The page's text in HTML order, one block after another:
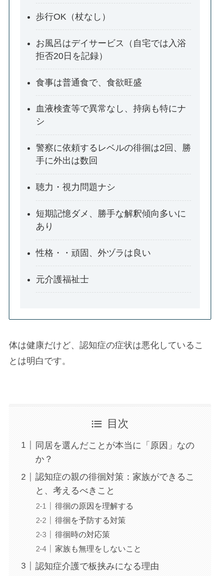
歩行OK（杖なし）
お風呂はデイサービス（自宅では入浴
拒否20日を記録）
食事は普通食で、食欲旺盛
血液検査等で異常なし、持病も特にナ
シ
警察に依頼するレベルの徘徊は2回、勝
手に外出は数回
聴力・視力問題ナシ
短期記憶ダメ、勝手な解釈傾向多いに
あり
性格・・頑固、外ヅラは良い
元介護福祉士
体は健康だけど、認知症の症状は悪化しているこ
とは明白です。
目次
同居を選んだことが本当に「原因」なの
か？
認知症の親の徘徊対策：家族ができるこ
と、考えるべきこと
徘徊の原因を理解する
徘徊を予防する対策
徘徊時の対応策
家族も無理をしないこと
認知症介護で板挟みになる理由